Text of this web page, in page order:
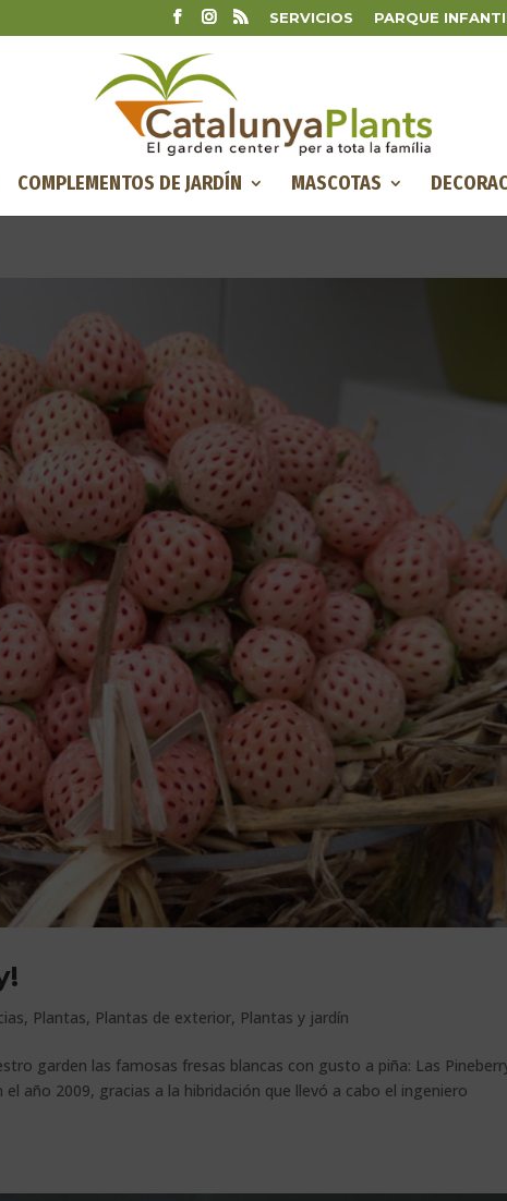
SERVICIOS PARQUE
COMPLEMENTOS DE JARDÍN MASCOTAS
, Plantas, Plantas de exterior, Plantas y jardín
garden las famosas fresas blancas con gusto a piña: Las
año 2009, gracias a la hibridación que llevó a cabo el ingeniero